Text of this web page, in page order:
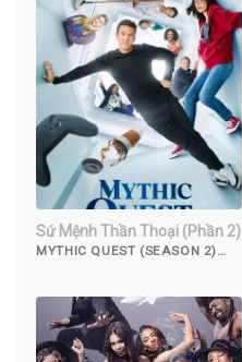
Sứ Mệnh Thần Thoại (Phần 2)
MYTHIC QUEST (SEASON 2)